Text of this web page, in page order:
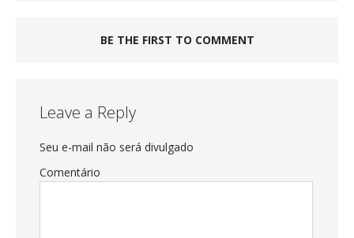
BE THE FIRST TO COMMENT
Leave a Reply
Seu e-mail não será divulgado
Comentário